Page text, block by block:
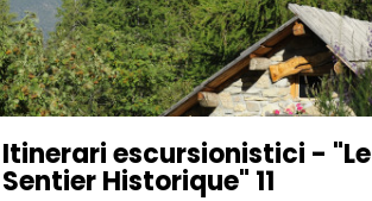
Itinerari escursionistici - "Le
Sentier Historique" 11